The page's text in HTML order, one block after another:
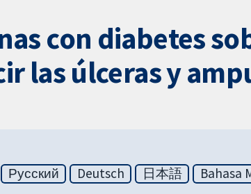
con diabetes
las úlceras y
Русский Deutsch 日本語 Bahasa